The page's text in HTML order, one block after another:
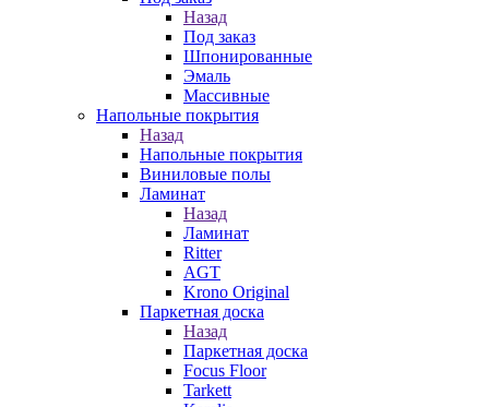
Назад
Под заказ
Шпонированные
Эмаль
Массивные
Напольные покрытия
Назад
Напольные покрытия
Виниловые полы
Ламинат
Назад
Ламинат
Ritter
AGT
Krono Original
Паркетная доска
Назад
Паркетная доска
Focus Floor
Tarkett